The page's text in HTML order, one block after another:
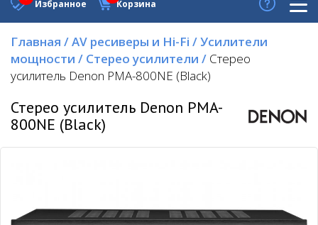
Избранное Корзина
Главная /AV ресиверы и Hi-Fi /Усилители
мощности / Стерео усилители / Стерео
усилитель Denon PMA-800NE (Black)
Стерео усилитель Denon PMA-
800NE (Black)